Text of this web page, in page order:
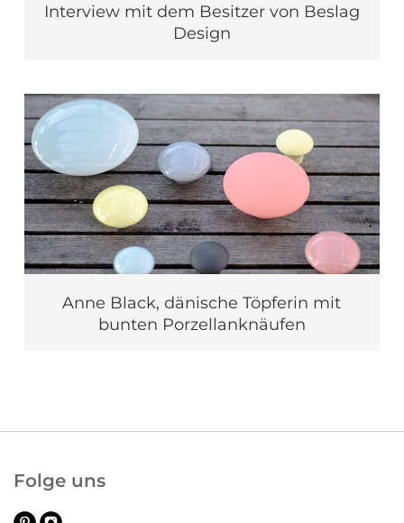
Interview mit dem Besitzer von Beslag
Design
Anne Black, dänische Töpferin mit
bunten Porzellanknäufen
Folge uns